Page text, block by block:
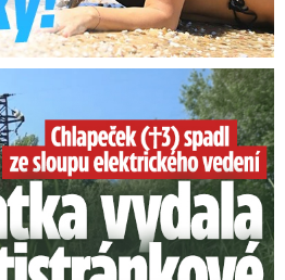
vydala vyjádření na 16 stran